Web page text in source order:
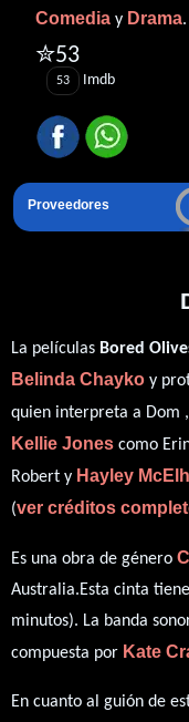
Comedia y Drama.
✮53
53 Imdb
Proveedores
La películas Bored
Belinda Chayko y
quien interpreta a Dom ,
Kellie Jones como
Robert y Hayley
(ver créditos
Es una obra de género
Australia.Esta cinta
minutos). La banda
compuesta por Kate
En cuanto al guión de